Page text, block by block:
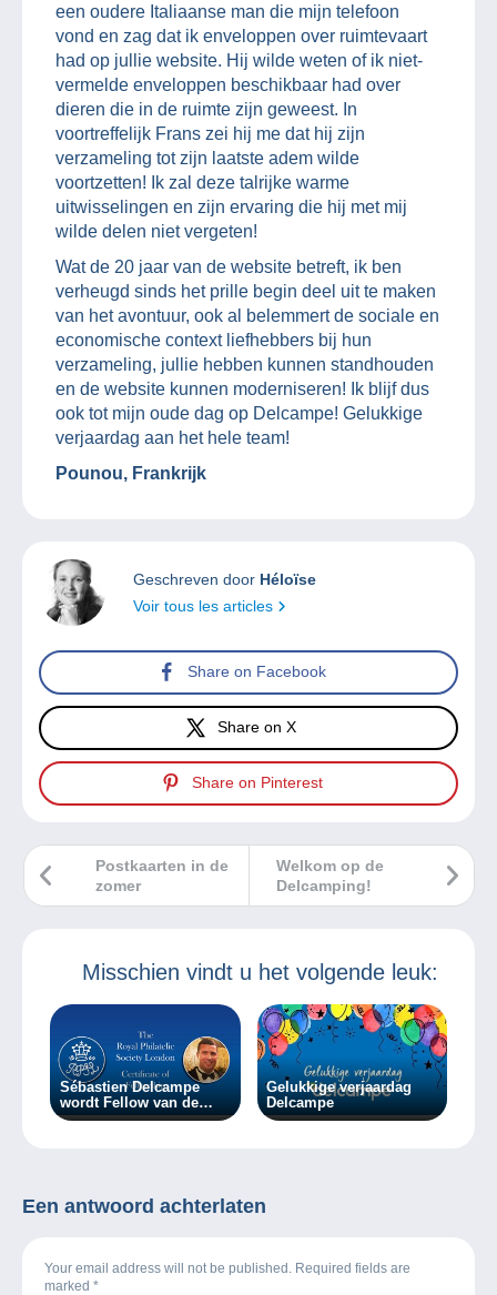
een oudere Italiaanse man die mijn telefoon
vond en zag dat ik enveloppen over ruimtevaart
had op jullie website. Hij wilde weten of ik niet-
vermelde enveloppen beschikbaar had over
dieren die in de ruimte zijn geweest. In
voortreffelijk Frans zei hij me dat hij zijn
verzameling tot zijn laatste adem wilde
voortzetten! Ik zal deze talrijke warme
uitwisselingen en zijn ervaring die hij met mij
wilde delen niet vergeten!
Wat de 20 jaar van de website betreft, ik ben
verheugd sinds het prille begin deel uit te maken
van het avontuur, ook al belemmert de sociale en
economische context liefhebbers bij hun
verzameling, jullie hebben kunnen standhouden
en de website kunnen moderniseren! Ik blijf dus
ook tot mijn oude dag op Delcampe! Gelukkige
verjaardag aan het hele team!
Pounou, Frankrijk
Geschreven door Héloïse
Voir tous les articles
Share on Facebook
Share on X
Share on Pinterest
Welkom op de
Delcamping!
Postkaarten in de
zomer
Misschien vindt u het volgende leuk:
Sébastien Delcampe
wordt Fellow van de
Royal Philatelic Society
Gelukkige verjaardag
Delcampe
Een antwoord achterlaten
Your email address will not be published. Required fields are
marked *